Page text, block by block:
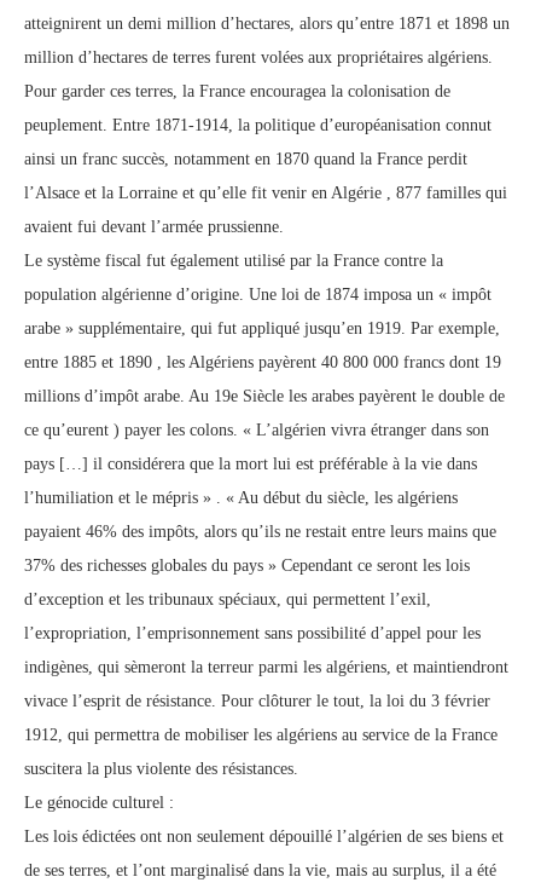
atteignirent un demi million d’hectares, alors qu’entre 1871 et 1898 un
million d’hectares de terres furent volées aux propriétaires algériens.
Pour garder ces terres, la France encouragea la colonisation de
peuplement. Entre 1871-1914, la politique d’européanisation connut
ainsi un franc succès, notamment en 1870 quand la France perdit
l’Alsace et la Lorraine et qu’elle fit venir en Algérie , 877 familles qui
avaient fui devant l’armée prussienne.
Le système fiscal fut également utilisé par la France contre la
population algérienne d’origine. Une loi de 1874 imposa un « impôt
arabe » supplémentaire, qui fut appliqué jusqu’en 1919. Par exemple,
entre 1885 et 1890 , les Algériens payèrent 40 800 000 francs dont 19
millions d’impôt arabe. Au 19e Siècle les arabes payèrent le double de
ce qu’eurent ) payer les colons. « L’algérien vivra étranger dans son
pays […] il considérera que la mort lui est préférable à la vie dans
l’humiliation et le mépris » . « Au début du siècle, les algériens
payaient 46% des impôts, alors qu’ils ne restait entre leurs mains que
37% des richesses globales du pays » Cependant ce seront les lois
d’exception et les tribunaux spéciaux, qui permettent l’exil,
l’expropriation, l’emprisonnement sans possibilité d’appel pour les
indigènes, qui sèmeront la terreur parmi les algériens, et maintiendront
vivace l’esprit de résistance. Pour clôturer le tout, la loi du 3 février
1912, qui permettra de mobiliser les algériens au service de la France
suscitera la plus violente des résistances.
Le génocide culturel :
Les lois édictées ont non seulement dépouillé l’algérien de ses biens et
de ses terres, et l’ont marginalisé dans la vie, mais au surplus, il a été